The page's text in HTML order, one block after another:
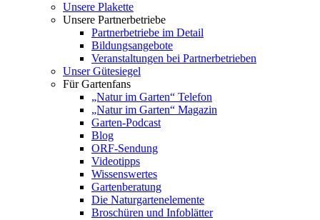
Unsere Plakette
Unsere Partnerbetriebe
Partnerbetriebe im Detail
Bildungsangebote
Veranstaltungen bei Partnerbetrieben
Unser Gütesiegel
Für Gartenfans
„Natur im Garten“ Telefon
„Natur im Garten“ Magazin
Garten-Podcast
Blog
ORF-Sendung
Videotipps
Wissenswertes
Gartenberatung
Die Naturgartenelemente
Broschüren und Infoblätter